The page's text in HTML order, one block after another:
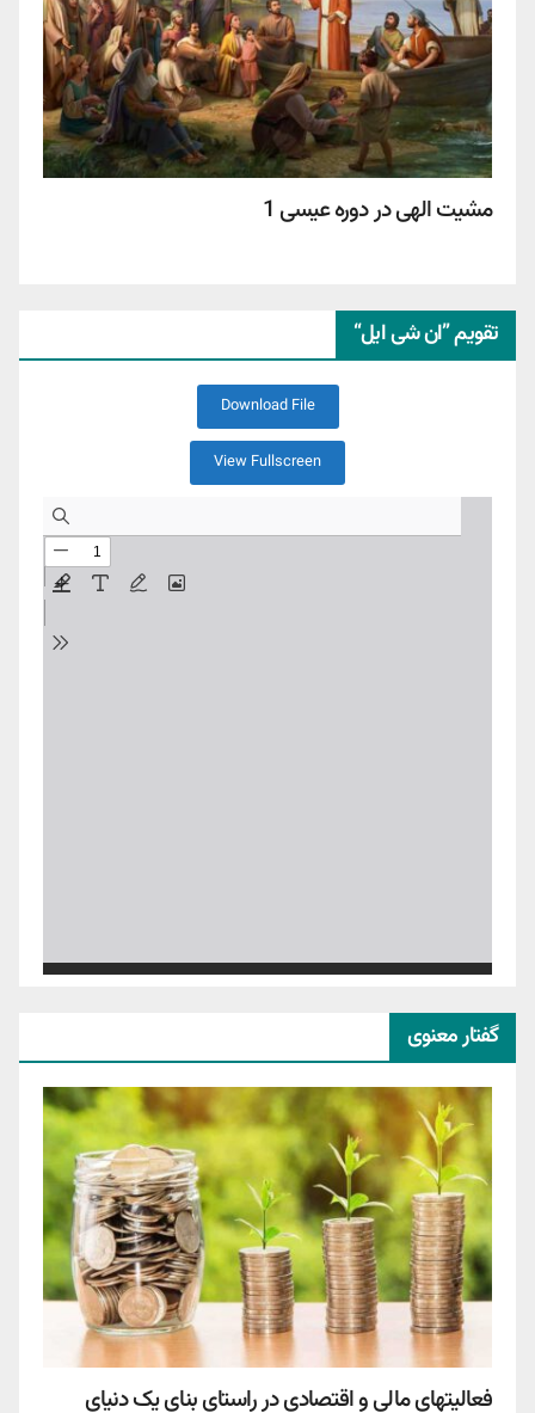
مشیت الهی در دوره عیسی 1
تقویم ”ان شی ایل“
Download File
View Fullscreen
گفتار معنوی
فعالیتهای مالی و اقتصادی در راستای بنای یک دنیای